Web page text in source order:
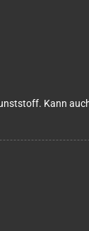
Kann